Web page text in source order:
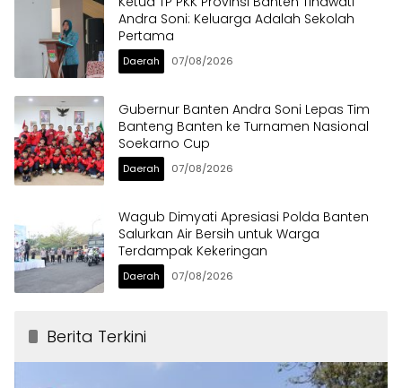
Andra Soni: Keluarga Adalah Sekolah
Pertama
Daerah 07/08/2026
Gubernur Banten Andra Soni Lepas Tim
Banteng Banten ke Turnamen Nasional
Soekarno Cup
Daerah 07/08/2026
Wagub Dimyati Apresiasi Polda Banten
Salurkan Air Bersih untuk Warga
Terdampak Kekeringan
Daerah 07/08/2026
Berita Terkini